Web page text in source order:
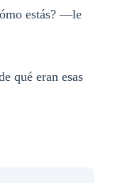
estás? —le
qué eran esas